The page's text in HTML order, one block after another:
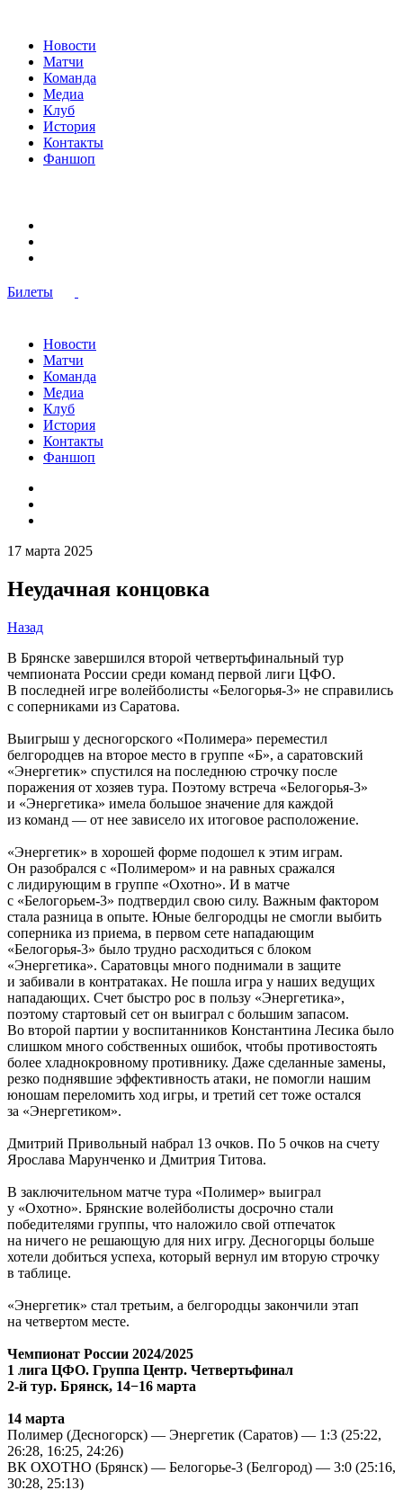
Новости
Матчи
Команда
Медиа
Клуб
История
Контакты
Фаншоп
Билеты
Новости
Матчи
Команда
Медиа
Клуб
История
Контакты
Фаншоп
17 марта 2025
Неудачная концовка
Назад
В Брянске завершился второй четвертьфинальный тур
чемпионата России среди команд первой лиги ЦФО.
В последней игре волейболисты «Белогорья-3» не справились
с соперниками из Саратова.
Выигрыш у десногорского «Полимера» переместил
белгородцев на второе место в группе «Б», а саратовский
«Энергетик» спустился на последнюю строчку после
поражения от хозяев тура. Поэтому встреча «Белогорья-3»
и «Энергетика» имела большое значение для каждой
из команд — от нее зависело их итоговое расположение.
«Энергетик» в хорошей форме подошел к этим играм.
Он разобрался с «Полимером» и на равных сражался
с лидирующим в группе «Охотно». И в матче
с «Белогорьем-3» подтвердил свою силу. Важным фактором
стала разница в опыте. Юные белгородцы не смогли выбить
соперника из приема, в первом сете нападающим
«Белогорья-3» было трудно расходиться с блоком
«Энергетика». Саратовцы много поднимали в защите
и забивали в контратаках. Не пошла игра у наших ведущих
нападающих. Счет быстро рос в пользу «Энергетика»,
поэтому стартовый сет он выиграл с большим запасом.
Во второй партии у воспитанников Константина Лесика было
слишком много собственных ошибок, чтобы противостоять
более хладнокровному противнику. Даже сделанные замены,
резко поднявшие эффективность атаки, не помогли нашим
юношам переломить ход игры, и третий сет тоже остался
за «Энергетиком».
Дмитрий Привольный набрал 13 очков. По 5 очков на счету
Ярослава Марунченко и Дмитрия Титова.
В заключительном матче тура «Полимер» выиграл
у «Охотно». Брянские волейболисты досрочно стали
победителями группы, что наложило свой отпечаток
на ничего не решающую для них игру. Десногорцы больше
хотели добиться успеха, который вернул им вторую строчку
в таблице.
«Энергетик» стал третьим, а белгородцы закончили этап
на четвертом месте.
Чемпионат России 2024/2025
1 лига ЦФО. Группа Центр. Четвертьфинал
2-й тур. Брянск, 14−16 марта
14 марта
Полимер (Десногорск) — Энергетик (Саратов) — 1:3 (25:22,
26:28, 16:25, 24:26)
ВК ОХОТНО (Брянск) — Белогорье-3 (Белгород) — 3:0 (25:16,
30:28, 25:13)